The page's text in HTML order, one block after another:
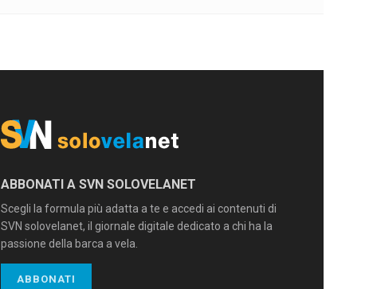
ABBONATI A SVN SOLOVELANET
Scegli la formula più adatta a te e accedi ai contenuti di
SVN solovelanet, il giornale digitale dedicato a chi ha la
passione della barca a vela.
ABBONATI